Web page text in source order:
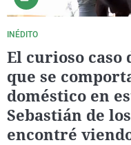
INÉDITO
El curioso caso
que se
doméstico en
Sebastián de
encontré